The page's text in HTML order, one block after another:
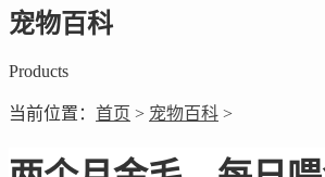
宠物百科
Products
当前位置： 首页 > 宠物百科 >